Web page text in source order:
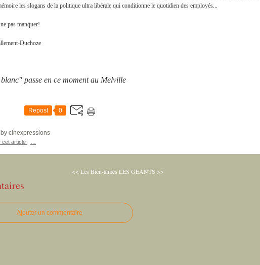
les slogans de la politique ultra libérale qui conditionne le quotidien des employés...
pas manquer!
Duchoze
passe en ce moment au Melville
Repost 0
cinexpressions
cet article
<< Les Bien-aimés LES GEANTS >>
Ajouter un commentaire